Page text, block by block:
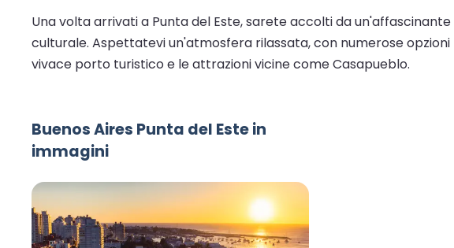
Una volta arrivati a Punta del Este, sarete accolti da
culturale. Aspettatevi un'atmosfera rilassata, con numerose
vivace porto turistico e le attrazioni vicine come Casapueblo.
Buenos Aires Punta del Este in
immagini